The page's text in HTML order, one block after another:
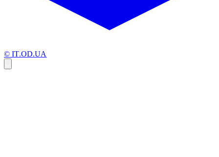
© IT.OD.UA